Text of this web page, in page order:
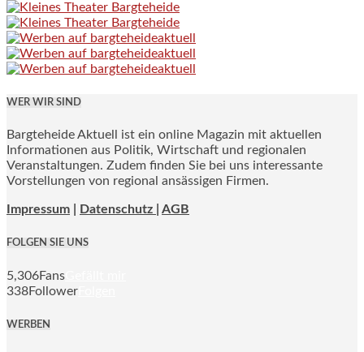
WER WIR SIND
Bargteheide Aktuell ist ein online Magazin mit aktuellen
Informationen aus Politik, Wirtschaft und regionalen
Veranstaltungen. Zudem finden Sie bei uns interessante
Vorstellungen von regional ansässigen Firmen.
Impressum Datenschutz | AGB
FOLGEN SIE UNS
5,306Fans
338Follower
WERBEN